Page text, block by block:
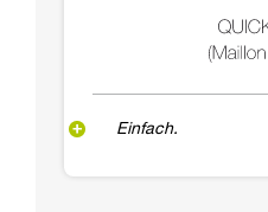
Einfach.